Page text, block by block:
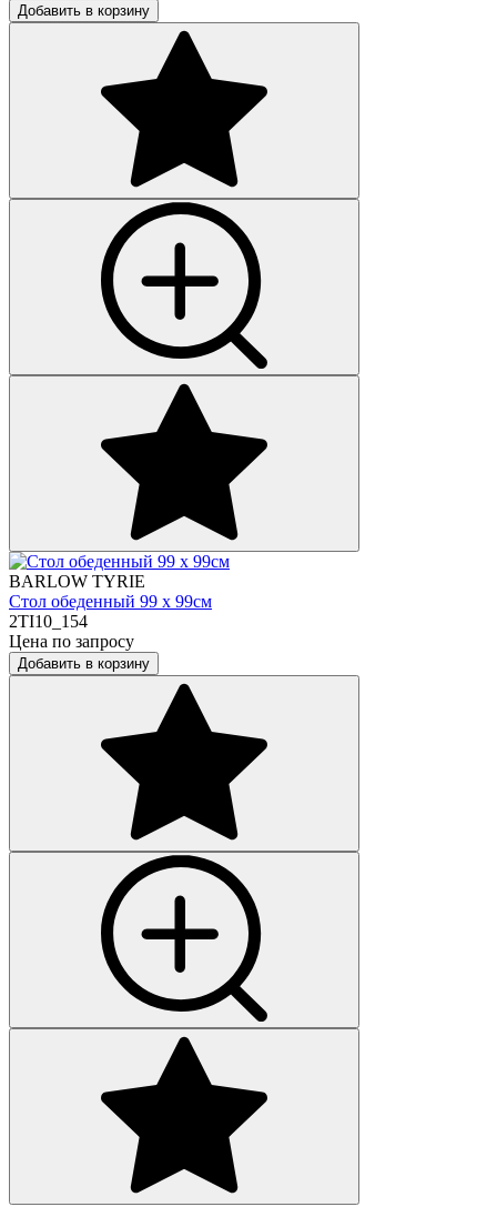
Добавить в корзину
BARLOW TYRIE
Стол обеденный 99 х 99см
2TI10_154
Цена по запросу
Добавить в корзину